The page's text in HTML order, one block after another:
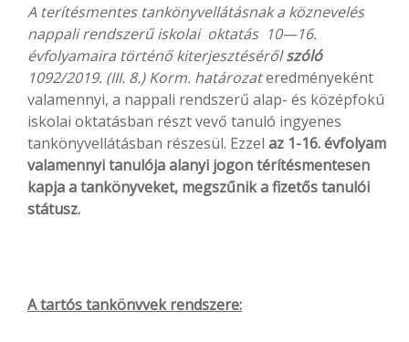
A terítésmentes tankönyvellátásnak a köznevelés
nappali rendszerű iskolai oktatás 10—16.
évfolyamaira történő kiterjesztésérőlszóló
1092/2019. (III. 8.) Korm. határozateredményeként
valamennyi, a nappali rendszerű alap- és középfokú
iskolai oktatásban részt vevő tanuló ingyenes
tankönyvellátásban részesül. Ezzel az 1-16. évfolyam
valamennyi tanulója alanyi jogon térítésmentesen
kapja a tankönyveket, megszűnik a fizetős tanulói
státusz.
A tartós tankönvvek rendszere: